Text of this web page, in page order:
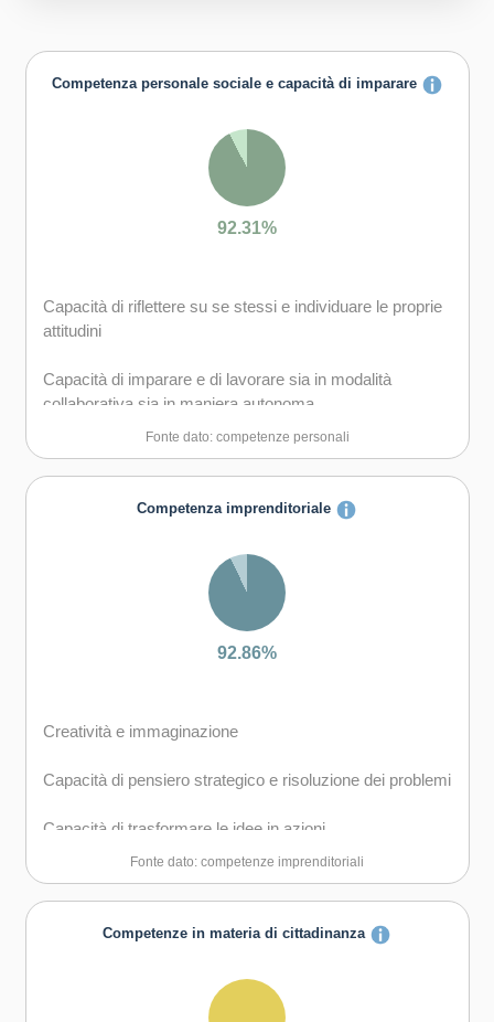
Competenza personale sociale e capacità di imparare
92.31%
Capacità di riflettere su se stessi e individuare le proprie
attitudini
Capacità di imparare e di lavorare sia in modalità
collaborativa sia in maniera autonoma
Capacità di comunicare costruttivamente in ambienti
Capacità di creare fiducia e provare empatia
Capacità di esprimere e comprendere punti di vista
Capacità di concentrarsi, di riflettere criticamente e di
Capacità di gestire l'incertezza, la complessità e lo
Capacità di favorire il proprio benessere fisico ed
Fonte dato: competenze personali
Competenza imprenditoriale
92.86%
Creatività e immaginazione
Capacità di pensiero strategico e risoluzione dei problemi
Capacità di trasformare le idee in azioni
Capacità di assumere l'iniziativa
gruppo sia in maniera autonoma
Fonte dato: competenze imprenditoriali
Competenze in materia di cittadinanza